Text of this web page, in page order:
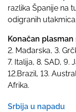
razlika Španije na
odigranih utakmica.
Konačan
2. Mađarska, 3.
7. Italija, 8. SAD, 9.
12.Brazil, 13.
Afrika.
Srbija u napadu